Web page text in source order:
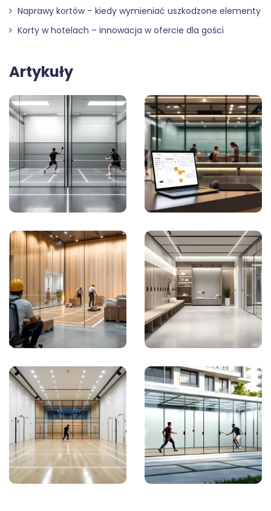
Naprawy kortów – kiedy wymieniać uszkodzone elementy
Korty w hotelach – innowacja w ofercie dla gości
Artykuły